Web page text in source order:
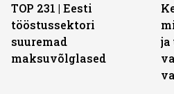
TOP 231 | Eesti
tööstussektori
suuremad
maksuvõlglased
ja